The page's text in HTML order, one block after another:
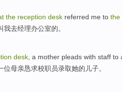
the reception desk referred me to the
我去经理办公室的。
desk a mother pleads with staff to
位母亲恳求校职员录取她的 儿子。